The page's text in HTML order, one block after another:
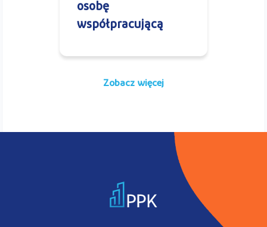
osobę
współpracującą
Zobacz więcej